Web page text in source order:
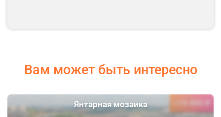
Вам может быть интересно
Янтарная мозаика